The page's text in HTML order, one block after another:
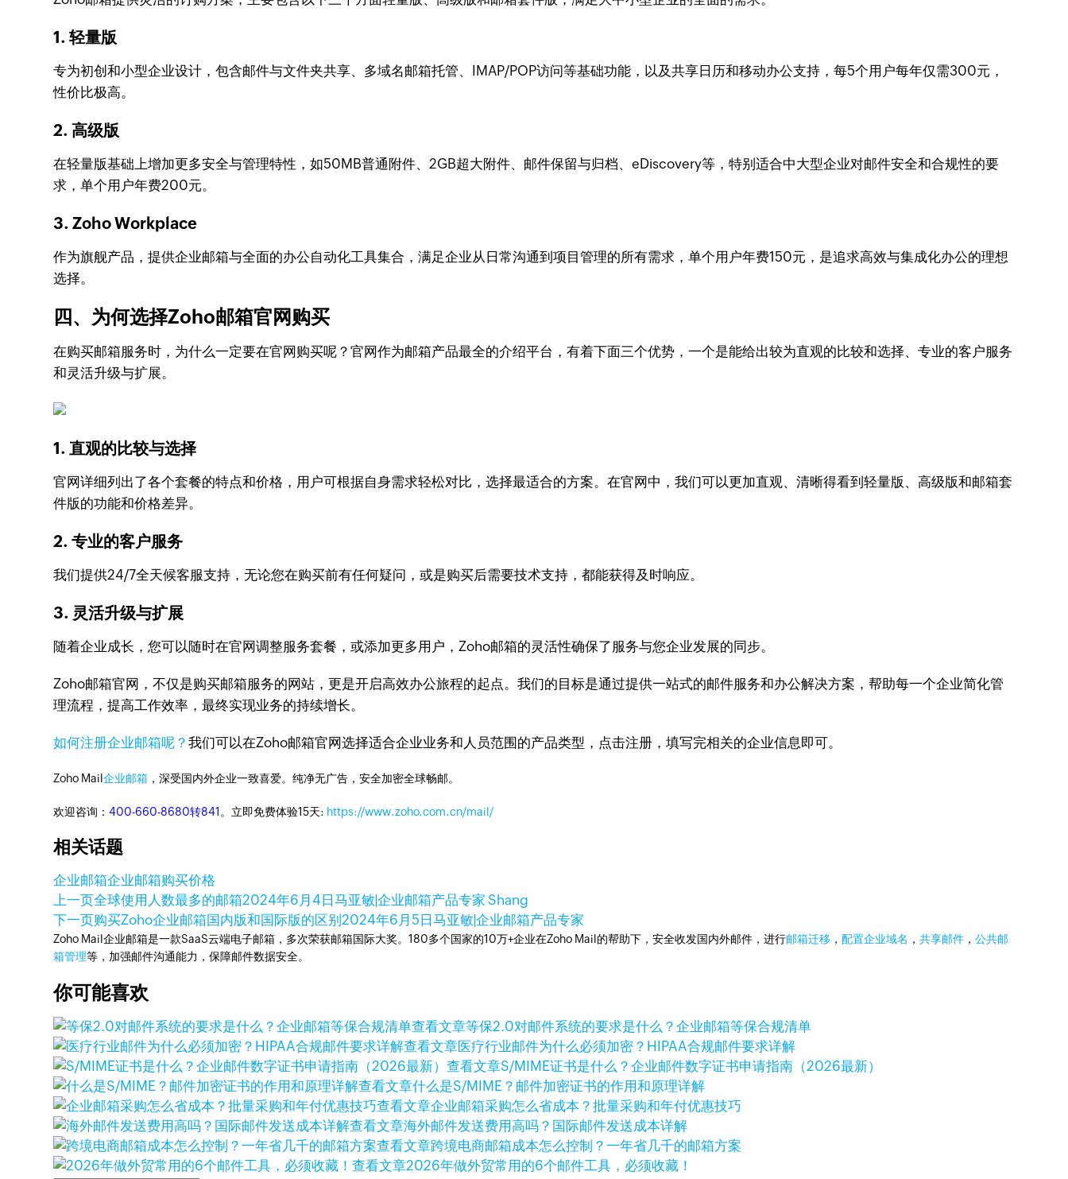
1. 轻量版
专为初创和小型企业设计，包含邮件与文件夹共享、多域名邮箱托管、IMAP/POP访问等基础功能，以及共享日历和移动办公支持，每5个用户每年仅需300元，
性价比极高。
2. 高级版
在轻量版基础上增加更多安全与管理特性，如50MB普通附件、2GB超大附件、邮件保留与归档、eDiscovery等，特别适合中大型企业对邮件安全和合规性的要
求，单个用户年费200元。
3. Zoho Workplace
作为旗舰产品，提供企业邮箱与全面的办公自动化工具集合，满足企业从日常沟通到项目管理的所有需求，单个用户年费150元，是追求高效与集成化办公的理想
选择。
四、为何选择Zoho邮箱官网购买
在购买邮箱服务时，为什么一定要在官网购买呢？官网作为邮箱产品最全的介绍平台，有着下面三个优势，一个是能给出较为直观的比较和选择、专业的客户服务
和灵活升级与扩展。
1. 直观的比较与选择
官网详细列出了各个套餐的特点和价格，用户可根据自身需求轻松对比，选择最适合的方案。在官网中，我们可以更加直观、清晰得看到轻量版、高级版和邮箱套
件版的功能和价格差异。
2. 专业的客户服务
我们提供24/7全天候客服支持，无论您在购买前有任何疑问，或是购买后需要技术支持，都能获得及时响应。
3. 灵活升级与扩展
随着企业成长，您可以随时在官网调整服务套餐，或添加更多用户，Zoho邮箱的灵活性确保了服务与您企业发展的同步。
Zoho邮箱官网，不仅是购买邮箱服务的网站，更是开启高效办公旅程的起点。我们的目标是通过提供一站式的邮件服务和办公解决方案，帮助每一个企业简化管
理流程，提高工作效率，最终实现业务的持续增长。
如何注册企业邮箱呢？我们可以在Zoho邮箱官网选择适合企业业务和人员范围的产品类型，点击注册，填写完相关的企业信息即可。
Zoho Mail企业邮箱 ，深受国内外企业一致喜爱。纯净无广告，安全加密全球畅邮。
欢迎咨询：400-660-8680转841 。立即免费体验15天: https://www.zoho.com.cn/mail/
相关话题
企业邮箱企业邮箱购买价格
上一页全球使用人数最多的邮箱2024年6月4日马亚敏|企业邮箱产品专家 Shang
下一页购买Zoho企业邮箱国内版和国际版的区别2024年6月5日马亚敏|企业邮箱产品专家
Zoho Mail企业邮箱是一款SaaS云端电子邮箱，多次荣获邮箱国际大奖。180多个国家的10万+企业在Zoho Mail的帮助下，安全收发国内外邮件，进行邮箱迁移 ，配置企业域名 ，共享邮件 ，公共邮
箱管理等，加强邮件沟通能力，保障邮件数据安全。
你可能喜欢
查看文章等保2.0对邮件系统的要求是什么？企业邮箱等保合规清单
查看文章医疗行业邮件为什么必须加密？HIPAA合规邮件要求详解
查看文章S/MIME证书是什么？企业邮件数字证书申请指南（2026最新）
查看文章什么是S/MIME？邮件加密证书的作用和原理详解
查看文章企业邮箱采购怎么省成本？批量采购和年付优惠技巧
查看文章海外邮件发送费用高吗？国际邮件发送成本详解
查看文章跨境电商邮箱成本怎么控制？一年省几千的邮箱方案
查看文章2026年做外贸常用的6个邮件工具，必须收藏！